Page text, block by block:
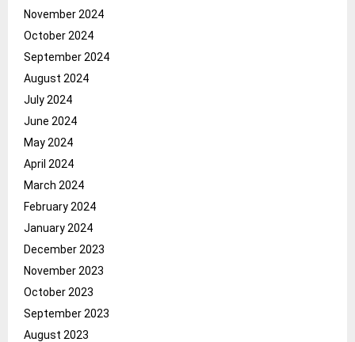
November 2024
October 2024
September 2024
August 2024
July 2024
June 2024
May 2024
April 2024
March 2024
February 2024
January 2024
December 2023
November 2023
October 2023
September 2023
August 2023